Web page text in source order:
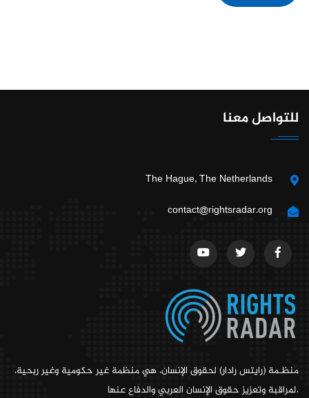
للتواصل معنا
The Hague, The Netherlands
contact@rightsradar.org
منظـمة (رايتس رادار) لحقوق الإنسان، هي منظمة غير حكومية وغير ربحية،
لمراقبة وتعزيز حقوق الإنسان العربي والدفاع عنها.